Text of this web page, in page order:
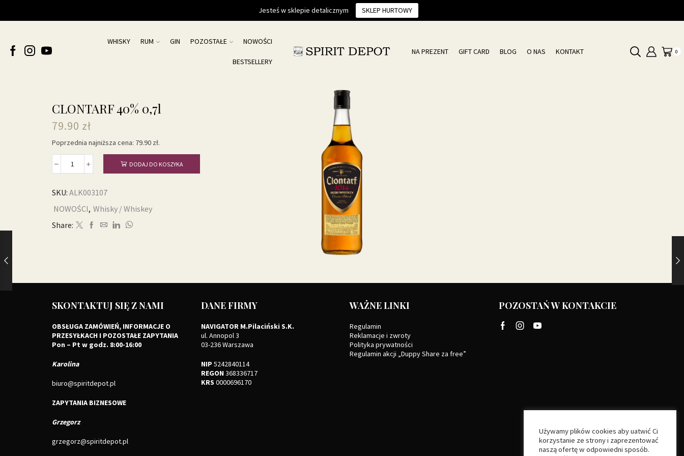
Jesteś w sklepie detalicznym SKLEP HURTOWY
WHISKY RUM GIN POZOSTAŁE NOWOŚCI
BESTSELLERY
NA PREZENT GIFT CARD BLOG O NAS KONTAKT 0
CLONTARF 40% 0,7l
79.90 zł
Poprzednia najniższa cena: 79.90 zł.
ilość
40%
DODAJ DO KOSZYKA
SKU: ALK003107
NOWOŚCI, Whisky / Whiskey
Share:
SKONTAKTUJ SIĘ Z NAMI
OBSŁUGA ZAMÓWIEŃ, INFORMACJE O
PRZESYŁKACH I POZOSTAŁE ZAPYTANIA
Pon – Pt w godz. 8:00-16:00
Karolina
biuro@spiritdepot.pl
ZAPYTANIA BIZNESOWE
Grzegorz
grzegorz@spiritdepot.pl
DANE FIRMY
NAVIGATOR M.Pilaciński S.K.
ul. Annopol 3
03-236 Warszawa
NIP 5242840114
REGON 368336717
KRS 0000696170
WAŻNE LINKI
Regulamin
Reklamacje i zwroty
Polityka prywatności
Regulamin akcji „Duppy Share za free”
POZOSTAŃ W KONTAKCIE
FacebookInstagram
Youtube
Używamy plików cookies aby uatwić Ci
korzystanie ze strony i zaprezentować
naszą ofertę w odpowiedni sposób.